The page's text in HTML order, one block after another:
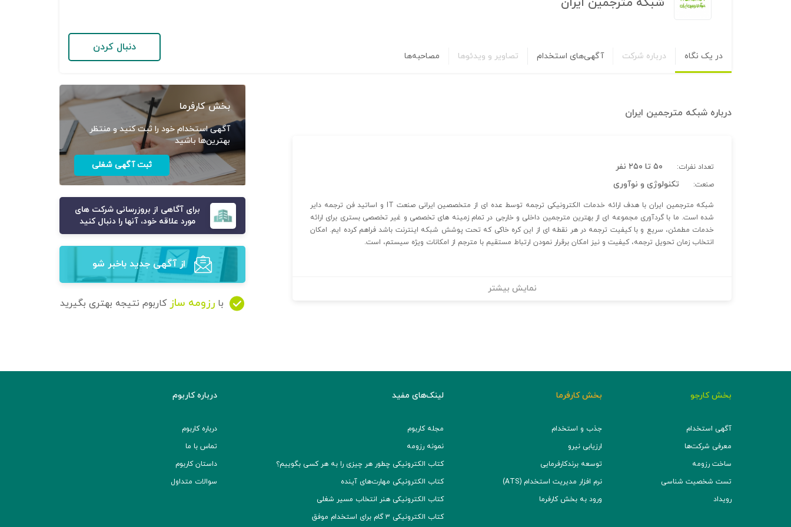
در یک نگاه درباره شرکت آگهی‌های استخدام تصاویر و ویدئوها مصاحبه‌ها
دنبال کردن
درباره شبکه مترجمین ایران
تعداد نفرات: ۵۰ تا ۲۵۰ نفر
صنعت: تکنولوژی و نوآوری
شبکه مترجمین ایران با هدف ارائه خدمات الکترونیکی ترجمه توسط عده ای از متخصصین ایرانی صنعت IT و اساتید فن ترجمه دایر
شده است. ما با گردآوری مجموعه ای از بهترین مترجمین داخلی و خارجی در تمام زمینه های تخصصی و غیر تخصصی بستری برای ارائه
خدمات مطمئن، سریع و با کیفیت ترجمه در هر نقطه ای از این کره خاکی که تحت پوشش شبکه اینترنت باشد فراهم کرده ایم. امکان
انتخاب زمان تحویل ترجمه، کیفیت و نیز امکان برقرار نمودن ارتباط مستقیم با مترجم از امکانات ویژه سیستم، است.
نمایش بیشتر
بخش کارفرما
آگهی استخدام خود را ثبت کنید و منتظر
بهترین‌ها باشید
ثبت آگهی شغلی
برای آگاهی از بروزرسانی شرکت های
مورد علاقه خود، آنها را دنبال کنید
از آگهی‌ جدید باخبر شو
با رزومه ساز کاربوم نتیجه بهتری بگیرید
بخش کارجو
آگهی استخدام
معرفی شرکت‌ها
ساخت رزومه
تست شخصیت شناسی
رویداد
بخش کارفرما
جذب و استخدام
ارزیابی نیرو
توسعه برند‌کارفرمایی
نرم افزار مدیریت استخدام (ATS)
ورود به بخش کارفرما
لینک‌های مفید
مجله کاربوم
نمونه رزومه
کتاب الکترونیکی چطور هر چیزی را به هر کسی بگوییم؟
کتاب الکترونیکی مهارت‌های آینده
کتاب الکترونیکی هنر انتخاب مسیر شغلی
کتاب الکترونیکی ۳ گام برای استخدام موفق
درباره کاربوم
درباره کاربوم
تماس با ما
داستان کاربوم
سوالات متداول